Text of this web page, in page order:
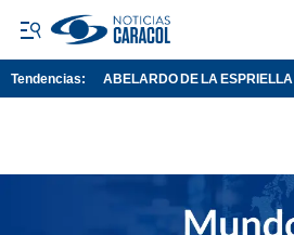
Tendencias: ABELARDO DE LA ESPRIELLA